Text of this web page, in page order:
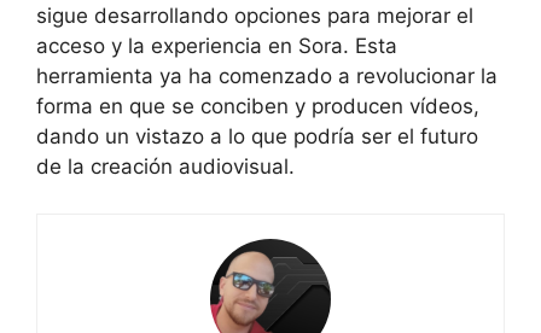
sigue desarrollando opciones para mejorar el
acceso y la experiencia en Sora. Esta
herramienta ya ha comenzado a revolucionar la
forma en que se conciben y producen vídeos,
dando un vistazo a lo que podría ser el futuro
de la creación audiovisual.